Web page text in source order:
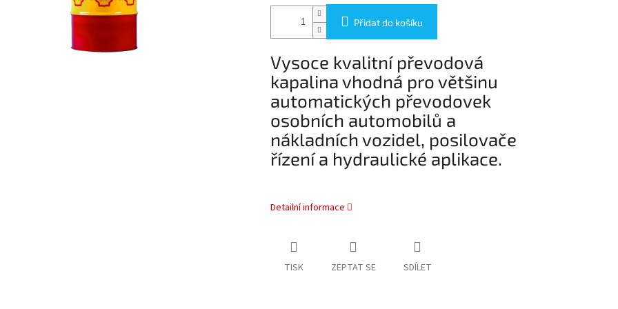
Přidat do košíku
Vysoce kvalitní převodová
kapalina vhodná pro většinu
automatických převodovek
osobních automobilů a
nákladních vozidel, posilovače
řízení a hydraulické aplikace.
Detailní informace
TISK ZEPTAT SE SDÍLET